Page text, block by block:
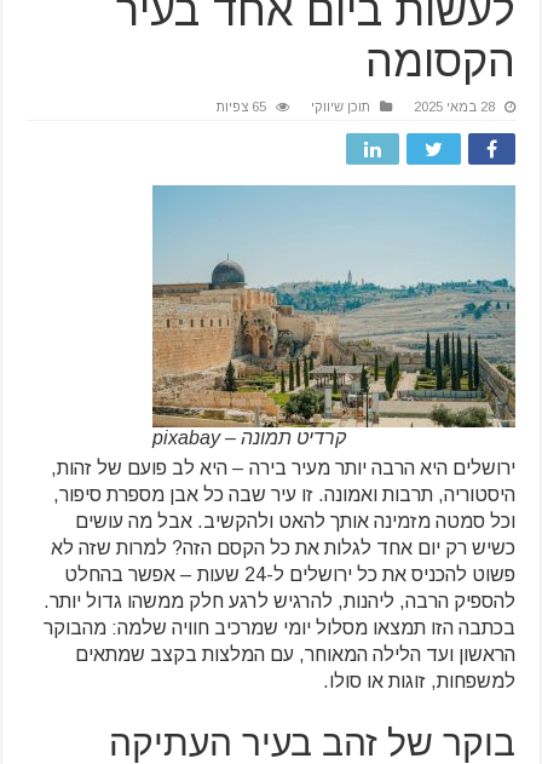
הקסומה
28 במאי 2025 תוכן שיווקי 65 צפיות
קרדיט תמונה – pixabay
ירושלים היא הרבה יותר מעיר בירה – היא לב פועם של זהות,
היסטוריה, תרבות ואמונה. זו עיר שבה כל אבן מספרת סיפור,
וכל סמטה מזמינה אותך להאט ולהקשיב. אבל מה עושים
כשיש רק יום אחד לגלות את כל הקסם הזה? למרות שזה לא
פשוט להכניס את כל ירושלים ל-24 שעות – אפשר בהחלט
להספיק הרבה, ליהנות, להרגיש לרגע חלק ממשהו גדול יותר.
בכתבה הזו תמצאו מסלול יומי שמרכיב חוויה שלמה: מהבוקר
הראשון ועד הלילה המאוחר, עם המלצות בקצב שמתאים
למשפחות, זוגות או סולו.
בוקר של זהב בעיר העתיקה